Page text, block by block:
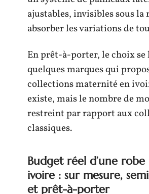
ajustables, invisibles sous la
absorber les variations de
En prêt-à-porter, le choix
quelques marques qui
collections maternité en
existe, mais le nombre de
restreint par rapport aux
classiques.
Budget réel d’une robe
ivoire : sur mesure,
et prêt-à-porter